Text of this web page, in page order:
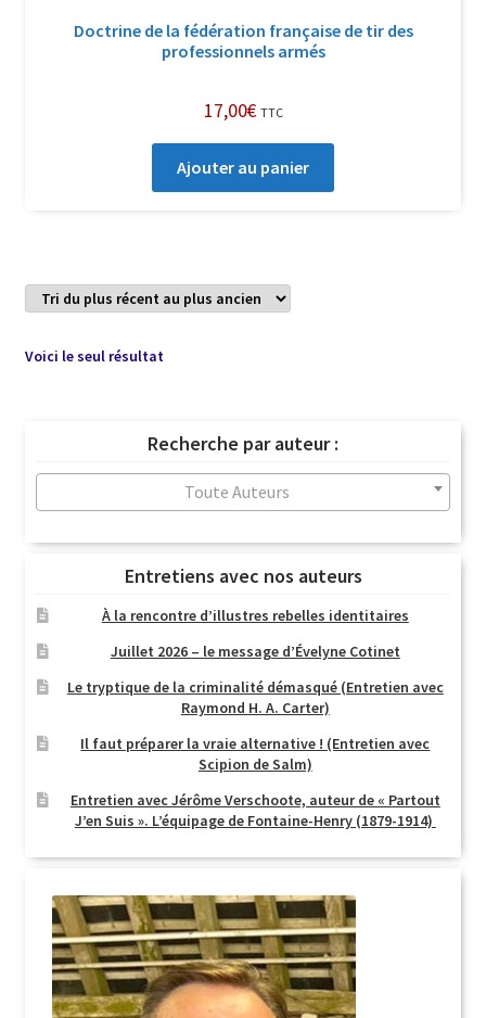
Doctrine de la fédération française de tir des
professionnels armés
17,00€ TTC
Ajouter au panier
Voici le seul résultat
Recherche par auteur :
Toute Auteurs
Entretiens avec nos auteurs
À la rencontre d’illustres rebelles identitaires
Juillet 2026 – le message d’Évelyne Cotinet
Le tryptique de la criminalité démasqué (Entretien avec
Raymond H. A. Carter)
Il faut préparer la vraie alternative ! (Entretien avec
Scipion de Salm)
Entretien avec Jérôme Verschoote, auteur de « Partout
J’en Suis ». L’équipage de Fontaine-Henry (1879-1914)